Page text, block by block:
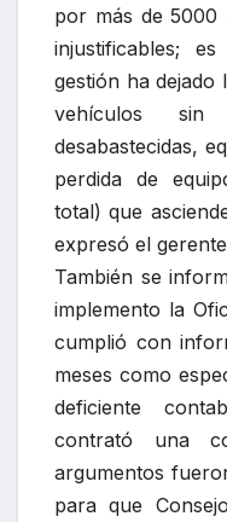
por más de 5000
injustificables;
gestión ha dejado
vehículos sin
desabastecidas,
perdida de
total) que
expresó el
También se
implemento la
cumplió con
meses como
deficiente
contrató una
argumentos
para que